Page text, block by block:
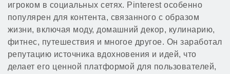
игроком в социальных сетях. Pinterest особенно
популярен для контента, связанного с образом
жизни, включая моду, домашний декор, кулинарию,
фитнес, путешествия и многое другое. Он заработал
репутацию источника вдохновения и идей, что
делает его ценной платформой для пользователей,